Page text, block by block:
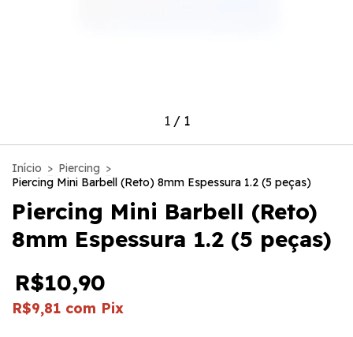
1/ 1
Início > Piercing >
Piercing Mini Barbell (Reto) 8mm Espessura 1.2 (5 peças)
Piercing Mini Barbell (Reto)
8mm Espessura 1.2 (5 peças)
R$10,90
R$9,81 com Pix